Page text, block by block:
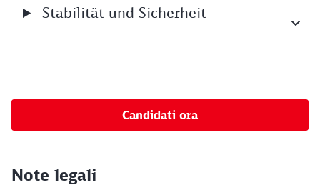
Stabilität und Sicherheit
Candidati ora
Note legali